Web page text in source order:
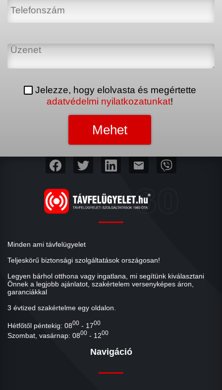
Jelezze, hogy elolvasta és megértette
adatvédelmi nyilatkozatunkat!
mail
Minden ami távfelügyelet
Teljeskörű biztonsági szolgáltatások országosan!
Legyen bárhol otthona vagy ingatlana, mi segítünk kiválasztani
Önnek a legjobb ajánlatot, szakértelem versenyképes áron,
garanciákkal
3 évtized szakértelme egy oldalon.
Hétfőtől péntekig: 0800 - 1700
Szombat, vasárnap: 0800 - 1200
Navigáció